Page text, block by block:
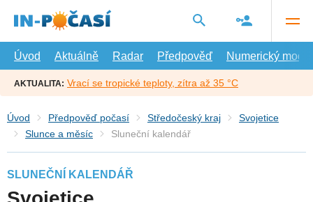
hlavní
Úvod
Aktuálně Radar Předpověď Numerický model
AKTUALITA: Vrací se tropické teploty, zítra až 35 °C
Úvod Předpověď počasí Středočeský kraj
Svojetice
Slunce a měsíc
Sluneční kalendář
SLUNEČNÍ KALENDÁŘ